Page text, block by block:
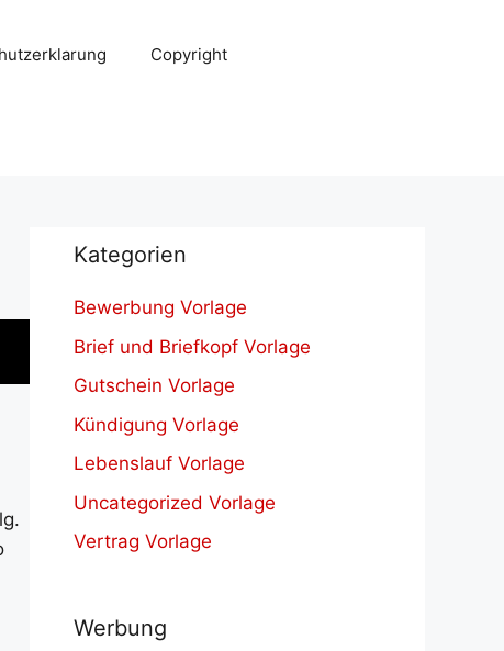
Copyright
Kategorien
Bewerbung Vorlage
Brief und Briefkopf Vorlage
Gutschein Vorlage
Kündigung Vorlage
Lebenslauf Vorlage
Uncategorized Vorlage
Vertrag Vorlage
Werbung